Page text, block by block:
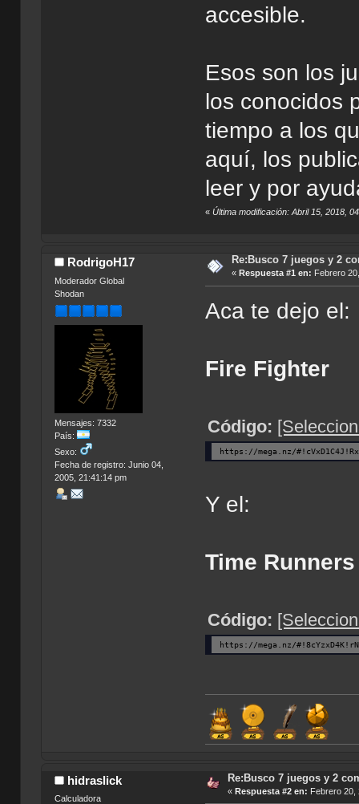
accesible.
Esos son los
los conocidos
tiempo a los
aquí, los
leer y por
«Última modificación: Abril 15, 2018,
RodrigoH17
Moderador Global
Shodan
Mensajes: 7332
País:
Sexo:
Fecha de registro: Junio 04,
2005, 21:41:14 pm
Re:Busco 7 juegos y 2
« Respuesta #1 en: Febrero
Aca te dejo el:
Fire Fighter
Código:
https://mega.nz/
Y el:
Time
Código:
https://mega.nz/
hidraslick
Calculadora
Re:Busco 7 juegos y 2
« Respuesta #2 en: Febrero 20,